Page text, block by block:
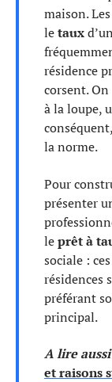
maison.
letauxd’un
résidence
corsent.
à la loupe,
la norme.
Pour
présenter
leprêt à
sociale :
résidences
préférant
principal.
A lire
et raisons